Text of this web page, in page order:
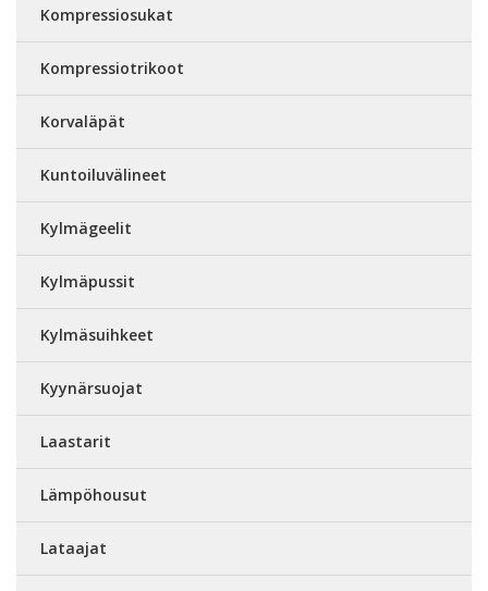
Kompressiosukat
Kompressiotrikoot
Korvaläpät
Kuntoiluvälineet
Kylmägeelit
Kylmäpussit
Kylmäsuihkeet
Kyynärsuojat
Laastarit
Lämpöhousut
Lataajat